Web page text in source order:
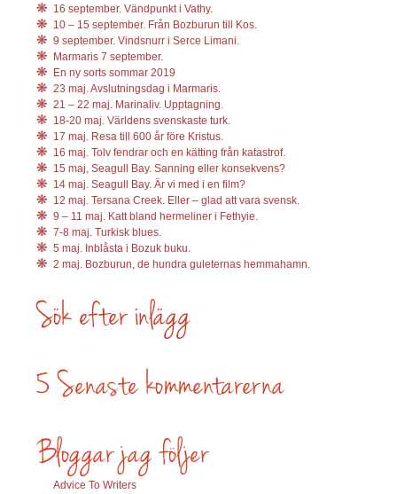
16 september. Vändpunkt i Vathy.
10 – 15 september. Från Bozburun till Kos.
9 september. Vindsnurr i Serce Limani.
Marmaris 7 september.
En ny sorts sommar 2019
23 maj. Avslutningsdag i Marmaris.
21 – 22 maj. Marinaliv. Upptagning.
18-20 maj. Världens svenskaste turk.
17 maj. Resa till 600 år före Kristus.
16 maj. Tolv fendrar och en kätting från katastrof.
15 maj, Seagull Bay. Sanning eller konsekvens?
14 maj. Seagull Bay. Är vi med i en film?
12 maj. Tersana Creek. Eller – glad att vara svensk.
9 – 11 maj. Katt bland hermeliner i Fethyie.
7-8 maj. Turkisk blues.
5 maj. Inblåsta i Bozuk buku.
2 maj. Bozburun, de hundra guleternas hemmahamn.
Advice To Writers